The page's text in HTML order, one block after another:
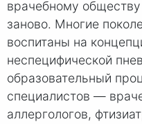
врачебному
заново. Многие
воспитаны на
неспецифической
образовательный
специалистов —
аллергологов,